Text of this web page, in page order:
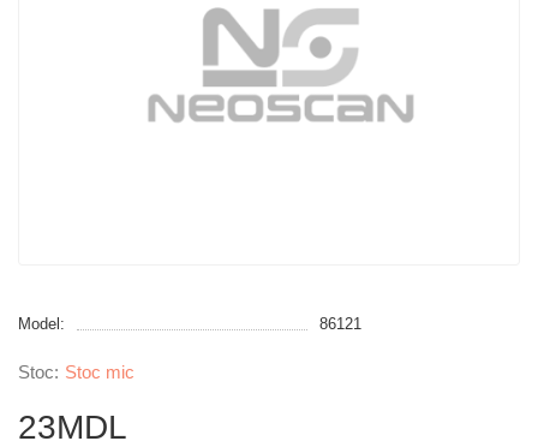
Model: 86121
Stoc mic
23MDL